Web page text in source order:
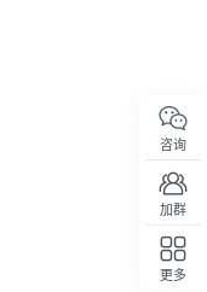
咨询
加群
更多